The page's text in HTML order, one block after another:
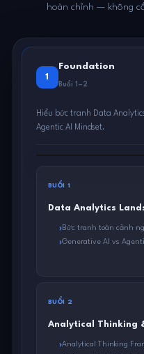
hoàn chỉnh — không
1
Foundation
Buổi 1–2
Hiểu bức tranh Data
Agentic AI Mindset.
BUỔI 1
Data Analytics
Bức tranh toàn cảnh
Generative AI vs
BUỔI 2
Analytical Thinking
Analytical Thinking